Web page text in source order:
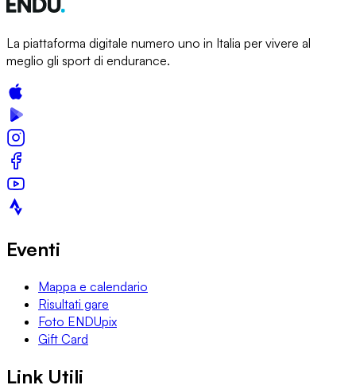
La piattaforma digitale numero uno in Italia per vivere al
meglio gli sport di endurance.
Eventi
Mappa e calendario
Risultati gare
Foto ENDUpix
Gift Card
Link Utili